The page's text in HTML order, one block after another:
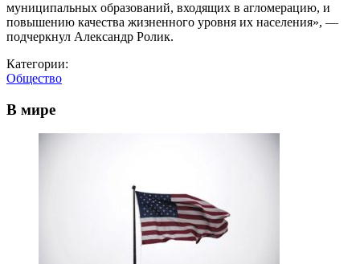
муниципальных образований, входящих в агломерацию, и
повышению качества жизненного уровня их населения», —
подчеркнул Александр Ролик.
Категории:
Общество
В мире